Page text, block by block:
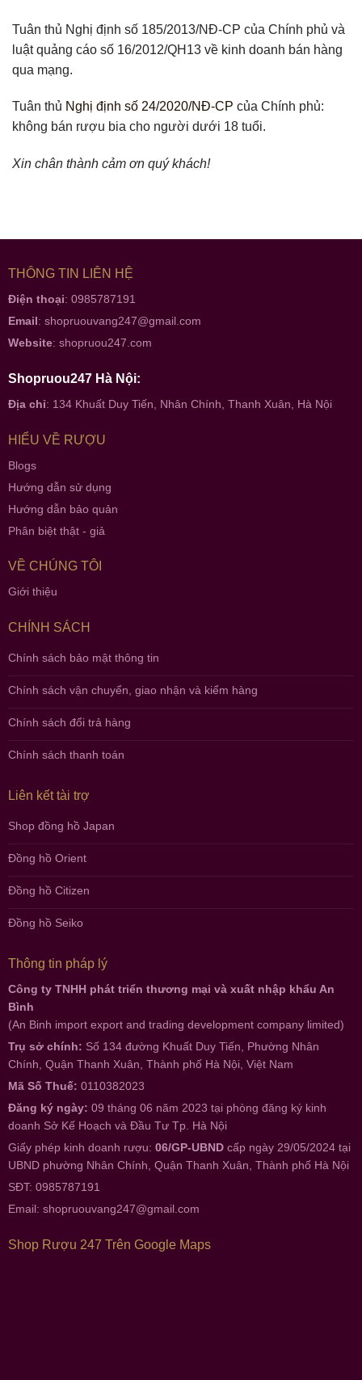
Tuân thủ Nghị định số 185/2013/NĐ-CP của Chính phủ và
luật quảng cáo số 16/2012/QH13 về kinh doanh bán hàng
qua mạng.
Tuân thủ Nghị định số 24/2020/NĐ-CP của Chính phủ:
không bán rượu bia cho người dưới 18 tuổi.
Xin chân thành cảm ơn quý khách!
THÔNG TIN LIÊN HỆ
Điện thoại: 0985787191
Email: shopruouvang247@gmail.com
Website: shopruou247.com
Shopruou247 Hà Nội:
Địa chỉ: 134 Khuất Duy Tiến, Nhân Chính, Thanh Xuân, Hà Nội
HIỂU VỀ RƯỢU
Blogs
Hướng dẫn sử dụng
Hướng dẫn bảo quản
Phân biệt thật - giả
VỀ CHÚNG TÔI
Giới thiệu
CHÍNH SÁCH
Chính sách bảo mật thông tin
Chính sách vận chuyển, giao nhận và kiểm hàng
Chính sách đổi trả hàng
Chính sách thanh toán
Liên kết tài trợ
Shop đồng hồ Japan
Đồng hồ Orient
Đồng hồ Citizen
Đồng hồ Seiko
Thông tin pháp lý
Công ty TNHH phát triển thương mại và xuất nhập khẩu An
Bình
(An Binh import export and trading development company limited)
Trụ sở chính: Số 134 đường Khuất Duy Tiến, Phường Nhân
Chính, Quận Thanh Xuân, Thành phố Hà Nội, Việt Nam
Mã Số Thuế: 0110382023
Đăng ký ngày: 09 tháng 06 năm 2023 tại phòng đăng ký kinh
doanh Sở Kế Hoạch và Đầu Tư Tp. Hà Nội
Giấy phép kinh doanh rượu: 06/GP-UBND cấp ngày 29/05/2024 tại
UBND phường Nhân Chính, Quận Thanh Xuân, Thành phố Hà Nội
SĐT: 0985787191
Email: shopruouvang247@gmail.com
Shop Rượu 247 Trên Google Maps